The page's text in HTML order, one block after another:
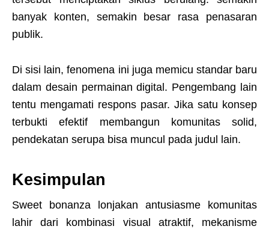
banyak konten, semakin besar rasa penasaran
publik.
Di sisi lain, fenomena ini juga memicu standar baru
dalam desain permainan digital. Pengembang lain
tentu mengamati respons pasar. Jika satu konsep
terbukti efektif membangun komunitas solid,
pendekatan serupa bisa muncul pada judul lain.
Kesimpulan
Sweet bonanza lonjakan antusiasme komunitas
lahir dari kombinasi visual atraktif, mekanisme